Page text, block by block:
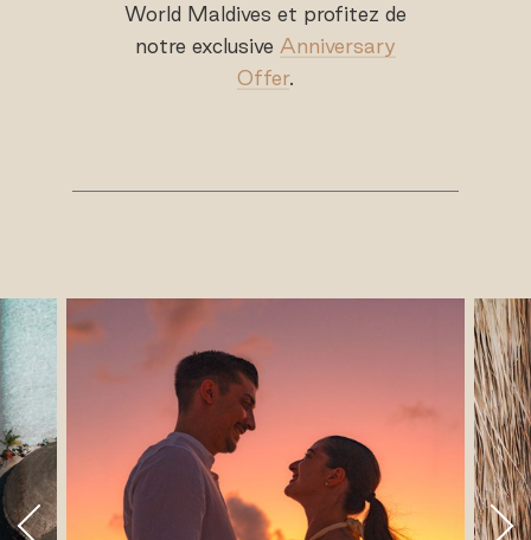
World Maldives et profitez de
notre exclusive Anniversary
Offer.